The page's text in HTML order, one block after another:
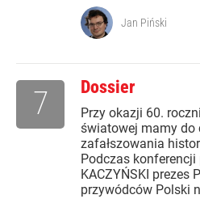
Jan Piński
Dossier
Przy okazji 60.
światowej mamy do
zafałszowania
Podczas konferencji
KACZYŃSKI prezes
przywódców Polski
7